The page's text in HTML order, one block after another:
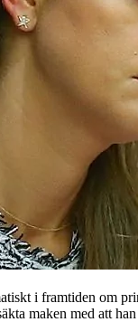
i framtiden om
maken med att